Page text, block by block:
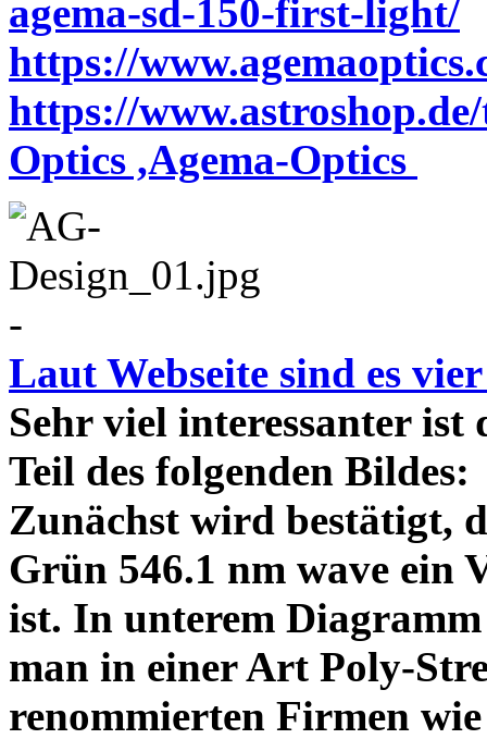
agema-sd-150-first-light/
https://
https://
Optics ,Agema-Optics
-
Laut Webseite sind es
Sehr viel interessanter
Teil des folgenden
Zunächst wird bestätigt,
Grün 546.1 nm wave ein
ist. In unterem
man in einer Art Poly-
renommierten Firmen